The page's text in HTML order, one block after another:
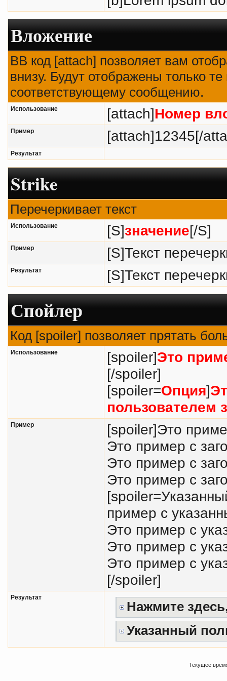
Вложение
BB код [attach] позволяет вам
внизу. Будут отображены только
соответствующему сообщению.
Использование [attach]Номер
Пример [attach]12345[/
Результат
Strike
Перечеркивает текст
Использование [S]значение[/S]
Пример [S]Текст
Результат [S]Текст
Спойлер
Код [spoiler] позволяет прятать
Использование [spoiler]Это
[/spoiler]
[spoiler=Опция]
пользователем
Пример
[spoiler]Это
Это пример с
Это пример с
Это пример с
пример с
Это пример с
Это пример с
Это пример с
[/spoiler]
Результат
Нажмите
Указанный
Текущее